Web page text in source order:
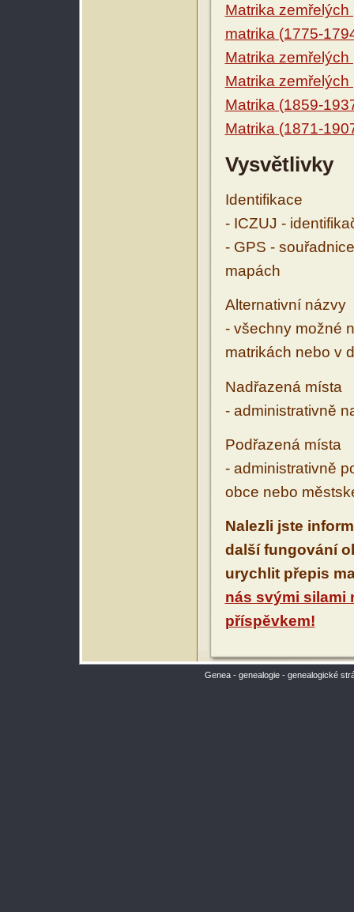
Matrika
matrika (1775-
Matrika
Matrika
Matrika (1859-
Matrika (1871-
Vysvětlivky
Identifikace
- ICZUJ -
- GPS -
mapách
Alternativní názvy
- všechny možné
matrikách nebo v
Nadřazená místa
- administrativně
Podřazená místa
- administrativně
obce nebo
Nalezli jste
další fungování
urychlit přepis
nás svými silami
příspěvkem!
Genea - genealogie - genealogické